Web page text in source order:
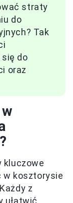
straty
do
Tak
do
oraz
kluczowe
w kosztorysie
z
ułatwić